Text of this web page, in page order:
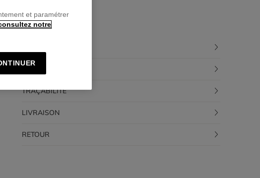
TRAÇABILITÉ
LIVRAISON
RETOUR
et paramétrer
notre